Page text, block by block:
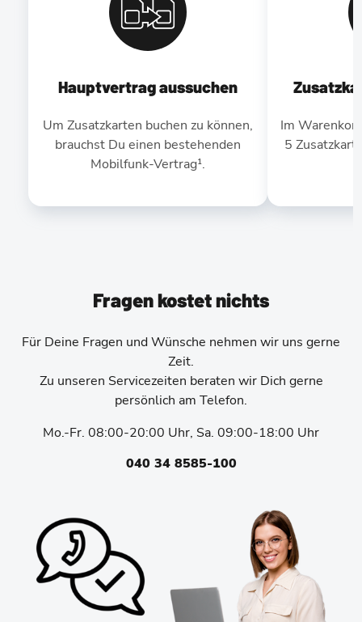
Hauptvertrag aussuchen
Um Zusatzkarten buchen zu können,
brauchst Du einen bestehenden
Mobilfunk-Vertrag¹.
Im
5
Fragen kostet nichts
Für Deine Fragen und Wünsche nehmen wir uns gerne
Zeit.
Zu unseren Servicezeiten beraten wir Dich gerne
persönlich am Telefon.
Mo.-Fr. 08:00-20:00 Uhr, Sa. 09:00-18:00 Uhr
040 34 8585-100